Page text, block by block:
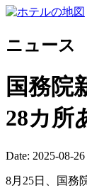
ニュース
国務院
28カ所
Date: 2025-08-26
8月25日、国務